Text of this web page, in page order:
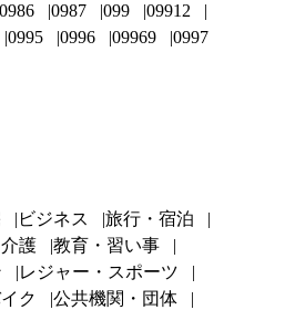
0986 0987 099
09912
0995 0996 09969 0997
ビジネス
旅行・宿泊
護
教育・習い事
レジャー・スポーツ
ク
公共機関・団体